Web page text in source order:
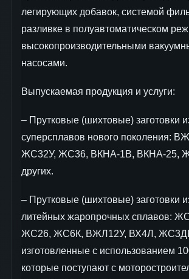
легирующих добавок, системой
разливке в полуавтоматическом
высокопроизводительными
насосами.
Выпускаемая продукция и услуги:
– Прутковые (шихтовые) заготовки
суперсплавов нового поколения:
ЖС32У, ЖС36, ВКНА-1В, ВКНА-25,
других.
– Прутковые (шихтовые) заготовки
литейных жаропрочных сплавов:
ЖС26, ЖС6К, ВЖЛ12У, ВХ4Л, ЖС3ДК
изготовленные с использованием
которые поступают с